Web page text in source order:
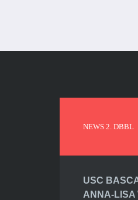
NEWS 2. DBBL
USC
ANNA-LISA